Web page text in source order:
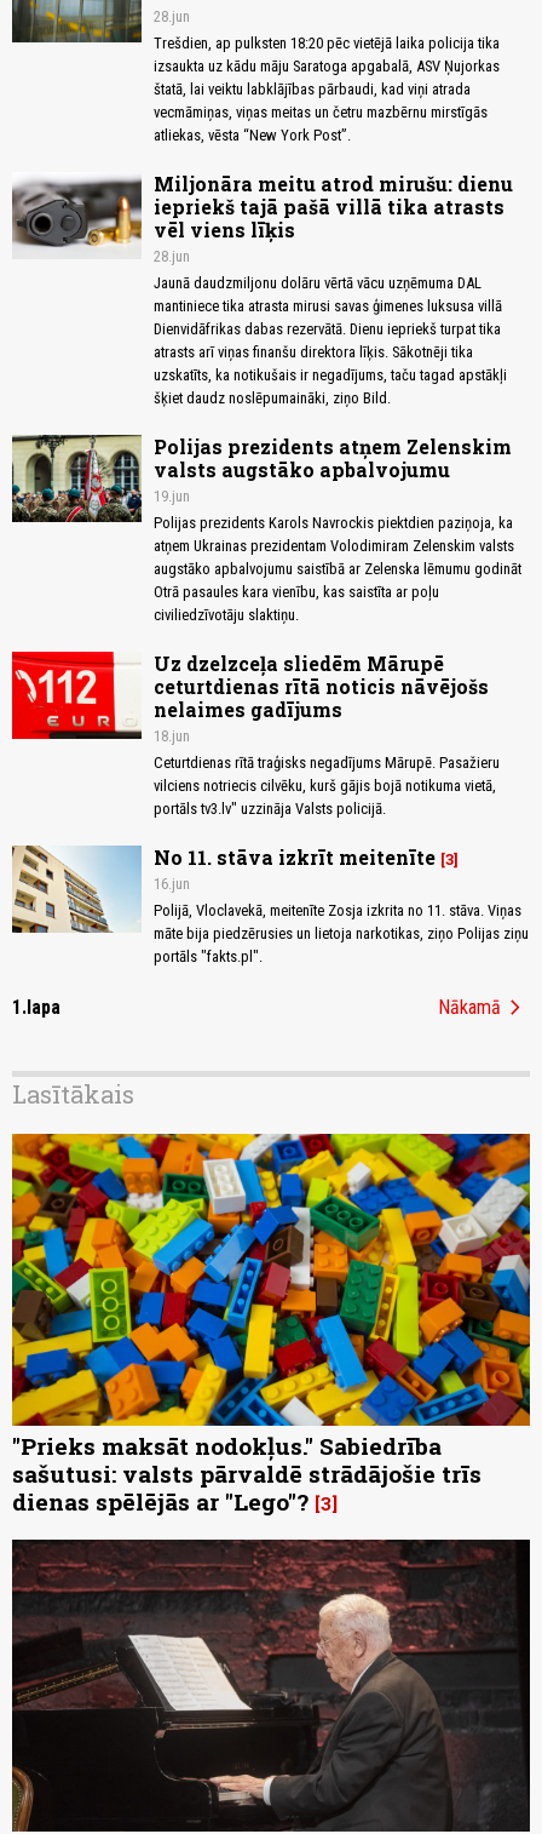
28.jun
Trešdien, ap pulksten 18:20 pēc vietējā laika policija tika
izsaukta uz kādu māju Saratoga apgabalā, ASV Ņujorkas
štatā, lai veiktu labklājības pārbaudi, kad viņi atrada
vecmāmiņas, viņas meitas un četru mazbērnu mirstīgās
atliekas, vēsta “New York Post”.
Miljonāra meitu atrod mirušu: dienu
iepriekš tajā pašā villā tika atrasts
vēl viens līķis
28.jun
Jaunā daudzmiljonu dolāru vērtā vācu uzņēmuma DAL
mantiniece tika atrasta mirusi savas ģimenes luksusa villā
Dienvidāfrikas dabas rezervātā. Dienu iepriekš turpat tika
atrasts arī viņas finanšu direktora līķis. Sākotnēji tika
uzskatīts, ka notikušais ir negadījums, taču tagad apstākļi
šķiet daudz noslēpumaināki, ziņo Bild.
Polijas prezidents atņem Zelenskim
valsts augstāko apbalvojumu
19.jun
Polijas prezidents Karols Navrockis piektdien paziņoja, ka
atņem Ukrainas prezidentam Volodimiram Zelenskim valsts
augstāko apbalvojumu saistībā ar Zelenska lēmumu godināt
Otrā pasaules kara vienību, kas saistīta ar poļu
civiliedzīvotāju slaktiņu.
Uz dzelzceļa sliedēm Mārupē
ceturtdienas rītā noticis nāvējošs
nelaimes gadījums
18.jun
Ceturtdienas rītā traģisks negadījums Mārupē. Pasažieru
vilciens notriecis cilvēku, kurš gājis bojā notikuma vietā,
portāls tv3.lv" uzzināja Valsts policijā.
No 11. stāva izkrīt meitenīte 3
16.jun
Polijā, Vloclavekā, meitenīte Zosja izkrita no 11. stāva. Viņas
māte bija piedzērusies un lietoja narkotikas, ziņo Polijas ziņu
portāls "fakts.pl".
1.lapa Nākamā chevron_right
Lasītākais
"Prieks maksāt nodokļus." Sabiedrība
sašutusi: valsts pārvaldē strādājošie trīs
dienas spēlējās ar "Lego"? 3